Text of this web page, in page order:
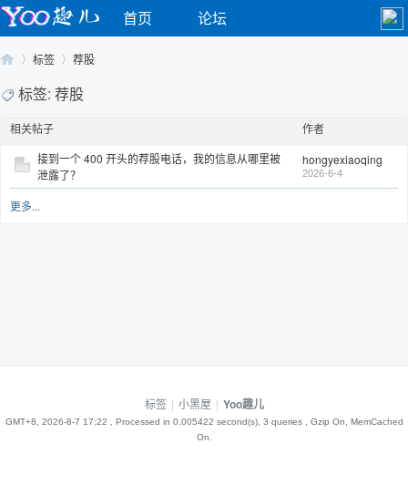
首页 论坛
Yo›
标签 荐股
标签: 荐股
相关帖子
作者
接到一个 400 开头的荐股电话，我的信息从哪里被
泄露了？
hongyexiaoqing
2026-6-4
更多...
标签 | 小黑屋 | Yoo趣儿
GMT+8, 2026-8-7 17:22 , Processed in 0.005422 second(s), 3 queries , Gzip On, MemCached
On.